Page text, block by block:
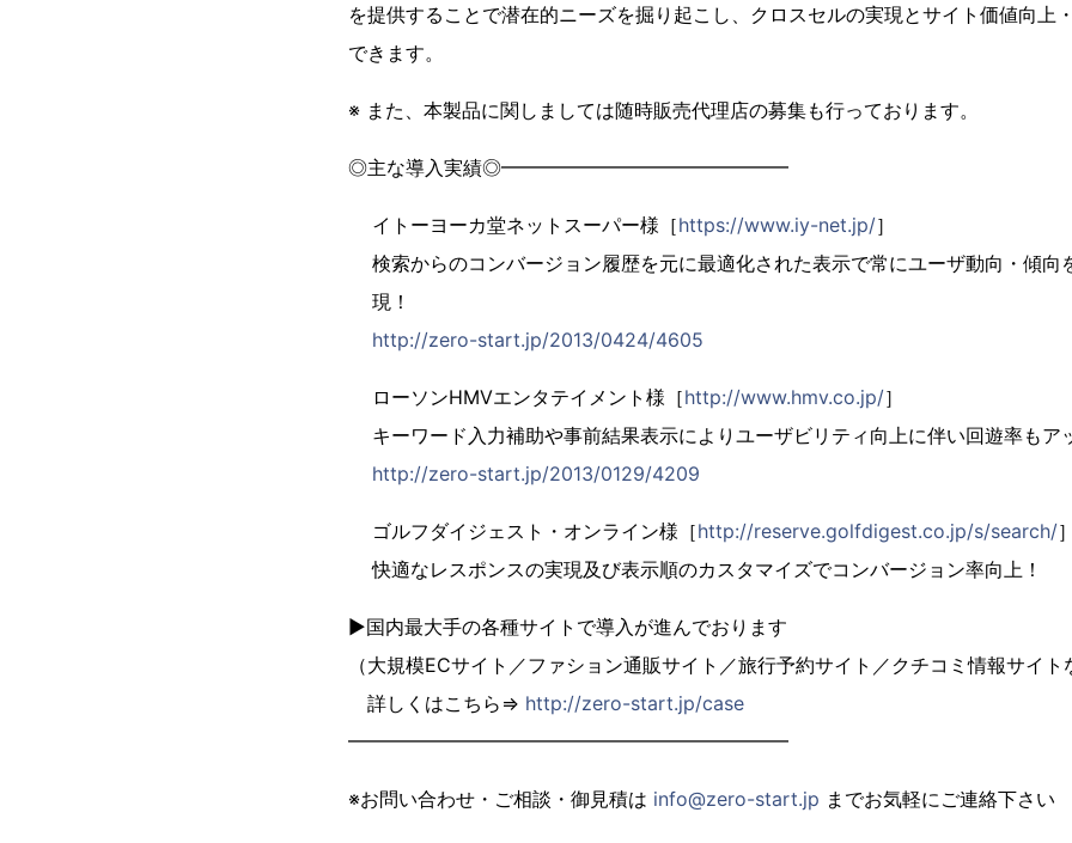
を提供することで潜在的ニーズを掘り起こし、クロスセルの実現とサイト価値向上
できます。
※ また、本製品に関しましては随時販売代理店の募集も行っております。
◎主な導入実績◎━━━━━━━━━━━━━━━
イトーヨーカ堂ネットスーパー様［https://www.iy-net.jp/］
検索からのコンバージョン履歴を元に最適化された表示で常にユーザ動向・傾向
現！
http://zero-start.jp/2013/0424/4605
ローソンHMVエンタテイメント様［http://www.hmv.co.jp/］
キーワード入力補助や事前結果表示によりユーザビリティ向上に伴い回遊率もア
http://zero-start.jp/2013/0129/4209
ゴルフダイジェスト・オンライン様［http://reserve.golfdigest.co.jp/s/search/］
快適なレスポンスの実現及び表示順のカスタマイズでコンバージョン率向上！
▶国内最大手の各種サイトで導入が進んでおります
（大規模ECサイト／ファション通販サイト／旅行予約サイト／クチコミ情報サイト
詳しくはこちら⇒ http://zero-start.jp/case
━━━━━━━━━━━━━━━━━━━━━━━
※お問い合わせ・ご相談・御見積は info@zero-start.jp までお気軽にご連絡下さい